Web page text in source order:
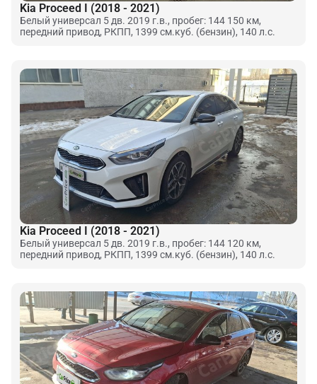
Kia Proceed I (2018 - 2021)
Белый универсал 5 дв. 2019 г.в., пробег: 144 150 км,
передний привод, РКПП, 1399 см.куб. (бензин), 140 л.с.
Kia Proceed I (2018 - 2021)
Белый универсал 5 дв. 2019 г.в., пробег: 144 120 км,
передний привод, РКПП, 1399 см.куб. (бензин), 140 л.с.